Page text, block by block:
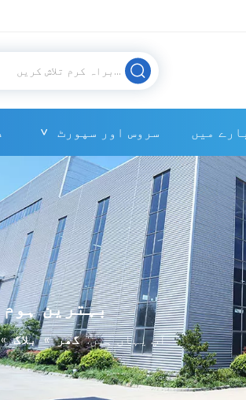
میں سروس اور سپورٹ
بہترین ہوم
آپ یہاں ہیں: گھر » بلاگ